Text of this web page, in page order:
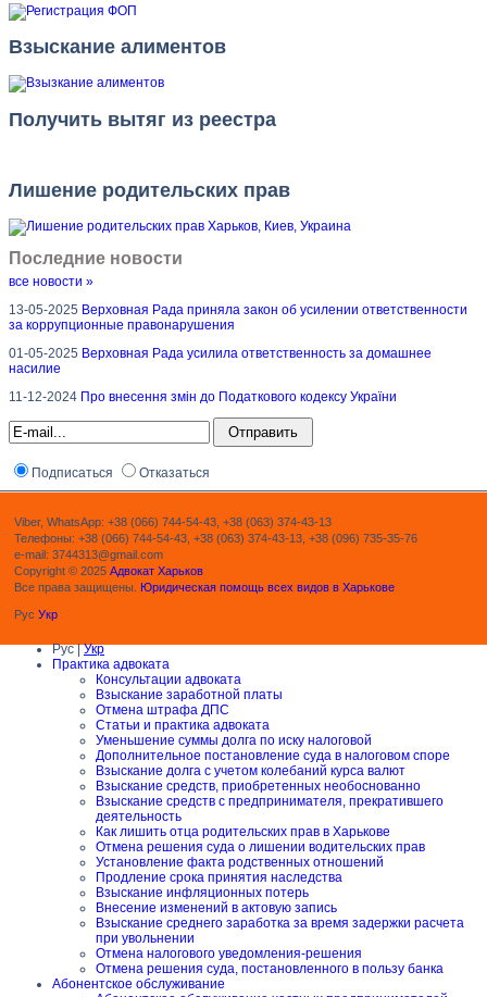
Взыскание алиментов
Получить вытяг из реестра
Лишение родительских прав
Последние новости
все новости »
13-05-2025 Верховная Рада приняла закон об усилении ответственности
за коррупционные правонарушения
01-05-2025 Верховная Рада усилила ответственность за домашнее
насилие
11-12-2024 Про внесення змін до Податкового кодексу України
Подписаться Отказаться
Viber, WhatsApp: +38 (066) 744-54-43, +38 (063) 374-43-13
Телефоны: +38 (066) 744-54-43, +38 (063) 374-43-13, +38 (096) 735-35-76
e-mail: 3744313@gmail.com
Copyright © 2025 Адвокат Харьков
Все права защищены. Юридическая помощь всех видов в Харькове
Рус Укр
Рус |Укр
Практика адвоката
Консультации адвоката
Взыскание заработной платы
Отмена штрафа ДПС
Статьи и практика адвоката
Уменьшение суммы долга по иску налоговой
Дополнительное постановление суда в налоговом споре
Взыскание долга с учетом колебаний курса валют
Взыскание средств, приобретенных необоснованно
Взыскание средств с предпринимателя, прекратившего
деятельность
Как лишить отца родительских прав в Харькове
Отмена решения суда о лишении водительских прав
Установление факта родственных отношений
Продление срока принятия наследства
Взыскание инфляционных потерь
Внесение изменений в актовую запись
Взыскание среднего заработка за время задержки расчета
при увольнении
Отмена налогового уведомления-решения
Отмена решения суда, постановленного в пользу банка
Абонентское обслуживание